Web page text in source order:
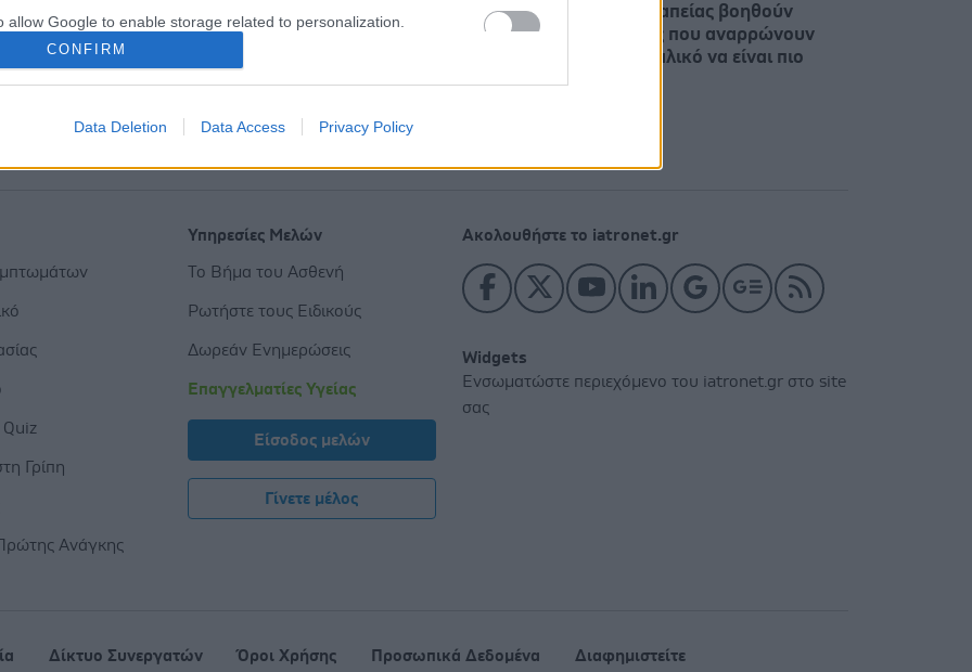
allow Google to enable storage related to personalization.
allow Google to enable storage related to security, including
CONFIRM
Data Deletion Data Access Privacy Policy
στη Ρόδο: ''Σε
χρόνο, το νοσοκομείο θα
καινούργιο''- 'Αμεσα μέτρα
αντιμετώπιση των
Δίαιτα vegan χαμηλών λιπαρών
βοηθά στην απώλεια βάρους
του φαγητού [μελέτη]
Σκύλοι θεραπείας βοηθούν
ανθρώπους που αναρρώνουν
από εγκεφαλικό να είναι πιο
δραστήριοι
Ακολουθήστε το iatronet.gr
Widgets
Ενσωματώστε περιεχόμενο του iatronet.gr στο site
σας
Quiz
Γρίπη
Ανάγκης
Υπηρεσίες Μελών
Το Βήμα του Ασθενή
Ρωτήστε τους Ειδικούς
Δωρεάν Ενημερώσεις
Επαγγελματίες Υγείας
Είσοδος μελών
Γίνετε μέλος
Δίκτυο Συνεργατών Όροι Χρήσης Προσωπικά Δεδομένα Διαφημιστείτε